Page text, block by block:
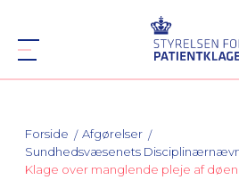
Forside
Afgørelser
Sundhedsvæsenets
Klage over manglende pleje af